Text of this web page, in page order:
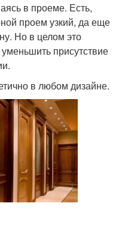
в проеме. Есть,
проем узкий, да еще
Но в целом это
присутствие
в любом дизайне.